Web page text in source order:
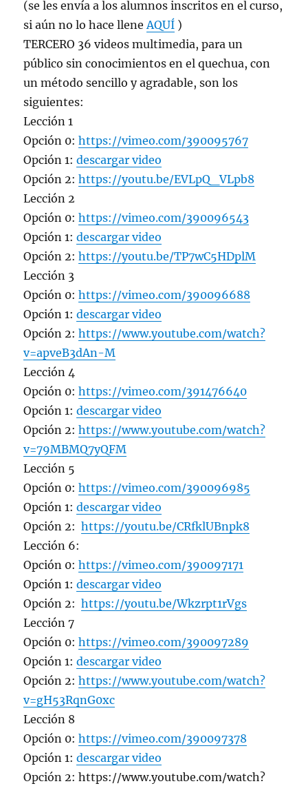
(se les envía a los alumnos inscritos en el curso,
si aún no lo hace lleneAQUÍ )
TERCERO 36 videos multimedia, para un
público sin conocimientos en el quechua, con
un método sencillo y agradable, son los
siguientes:
Lección 1
Opción 0:https://vimeo.com/390095767
Opción 1:descargar video
Opción 2:https://youtu.be/EVLpQ_VLpb8
Lección 2
Opción 0:https://vimeo.com/390096543
Opción 1:descargar video
Opción 2:https://youtu.be/TP7wC5HDplM
Lección 3
Opción 0:https://vimeo.com/390096688
Opción 1:descargar video
Opción 2:https://www.youtube.com/watch?
v=apveB3dAn-M
Lección 4
Opción 0:https://vimeo.com/391476640
Opción 1:descargar video
Opción 2:https://www.youtube.com/watch?
v=79MBMQ7yQFM
Lección 5
Opción 0:https://vimeo.com/390096985
Opción 1:descargar video
Opción 2:https://youtu.be/CRfklUBnpk8
Lección 6:
Opción 0:https://vimeo.com/390097171
Opción 1:descargar video
Opción 2:https://youtu.be/Wkzrpt1rVgs
Lección 7
Opción 0:https://vimeo.com/390097289
Opción 1:descargar video
Opción 2:https://www.youtube.com/watch?
v=gH53RqnG0xc
Lección 8
Opción 0:https://vimeo.com/390097378
Opción 1:descargar video
Opción 2: https://www.youtube.com/watch?